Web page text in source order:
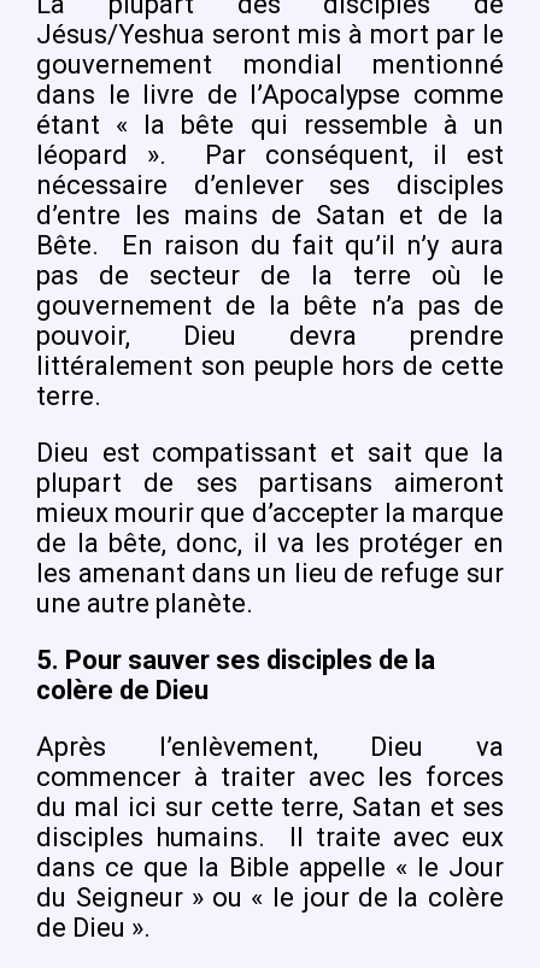
Jésus/Yeshua seront mis à mort par le
gouvernement mondial mentionné
dans le livre de l’Apocalypse comme
étant « la bête qui ressemble à un
léopard ».
Par conséquent, il est
nécessaire d’enlever ses disciples
d’entre les mains de Satan et de la
Bête.
En raison du fait qu’il n’y aura
pas de secteur de la terre où le
gouvernement de la bête n’a pas de
pouvoir, Dieu devra prendre
littéralement son peuple hors de cette
terre.
Dieu est compatissant et sait que la
plupart de ses partisans aimeront
mieux mourir que d’accepter la marque
de la bête, donc, il va les protéger en
les amenant dans un lieu de refuge sur
une autre planète.
5. Pour sauver ses disciples de la
colère de Dieu
Après l’enlèvement, Dieu va
commencer à traiter avec les forces
du mal ici sur cette terre, Satan et ses
disciples humains.
Il traite avec eux
dans ce que la Bible appelle « le Jour
du Seigneur » ou « le jour de la colère
de Dieu ».